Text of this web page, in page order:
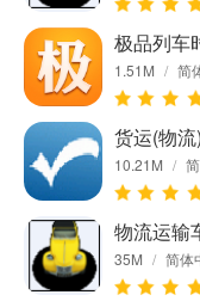
极品列车
1.51M / 简
货运(物
10.21M /
物流运输
35M / 简体